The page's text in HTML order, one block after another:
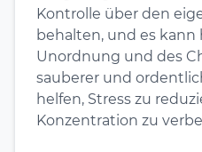
Kontrolle über den
behalten, und es kann
Unordnung und des
sauberer und
helfen, Stress zu
Konzentration zu